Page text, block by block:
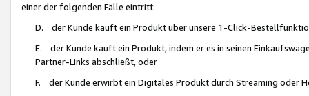
einer der folgenden Fälle eintritt:
D. der Kunde kauft ein Produkt über unsere 1-Click-
E. der Kunde kauft ein Produkt, indem er es in seinen
Partner-Links abschließt, oder
F. der Kunde erwirbt ein Digitales Produkt durch Streaming oder